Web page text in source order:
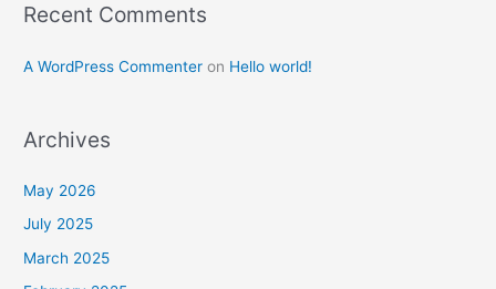
Recent Comments
A WordPress Commenter on Hello world!
Archives
May 2026
July 2025
March 2025